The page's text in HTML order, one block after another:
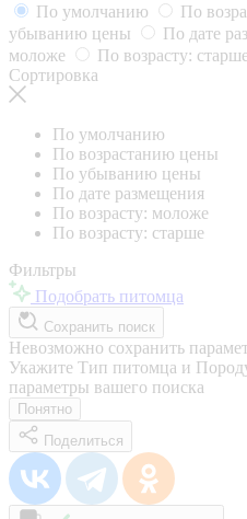
По умолчанию
По
убыванию цены
По дате
моложе
По возрасту:
Сортировка
По умолчанию
По возрастанию цены
По убыванию цены
По дате размещения
По возрасту: моложе
По возрасту: старше
Фильтры
Подобрать питомца
Сохранить поиск
Невозможно сохранить
Укажите Тип питомца и
параметры вашего поиска
Понятно
Поделиться